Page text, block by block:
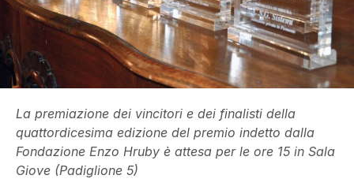
La premiazione dei vincitori e dei finalisti della
quattordicesima edizione del premio indetto dalla
Fondazione Enzo Hruby è attesa per le ore 15 in Sala
Giove (Padiglione 5)